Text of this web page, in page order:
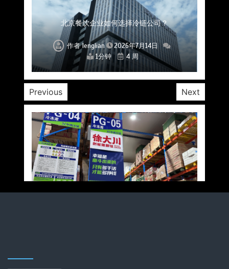
上海餐饮连锁加速，冷链配送如何破解冻品食材
流通难题？
作者lenglian
2026年7月14日
1分钟
4 周
杭州中央厨房布局餐饮连锁，冷链配送如何打通
关键一环
作者lenglian
2026年7月14日
1分钟
4 周
北京餐饮企业如何选择冷链公司？
作者lenglian
2026年7月14日
1分钟
4 周
深圳冷链物流如何护航餐饮连锁？冻品食材流通
全解析
作者lenglian
2026年7月14日
1分钟
4 周
北京餐饮仓配一体化的核心价值与落地实践解析
作者lenglian
2026年7月14日
1分钟
4 周
武汉冻品配送三要素：控温、时效、低成本如何
兼得？
作者lenglian
2026年7月14日
1分钟
4 周
重庆冷链布局解冻食材运输密码，餐饮连锁如何
稳控品质？
作者lenglian
2026年7月14日
1分钟
4 周
Previous Next